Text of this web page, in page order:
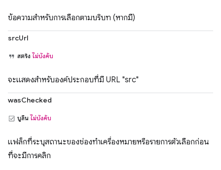
ข้อความสำหรับการเลือกตามบริบท (หากมี)
srcUrl
สตริง ไม่บังคับ
จะแสดงสำหรับองค์ประกอบที่มี URL "src"
wasChecked
บูลีน ไม่บังคับ
แฟล็กที่ระบุสถานะของช่องทำเครื่องหมายหรือรายการตัวเลือกก่อน
ที่จะมีการคลิก